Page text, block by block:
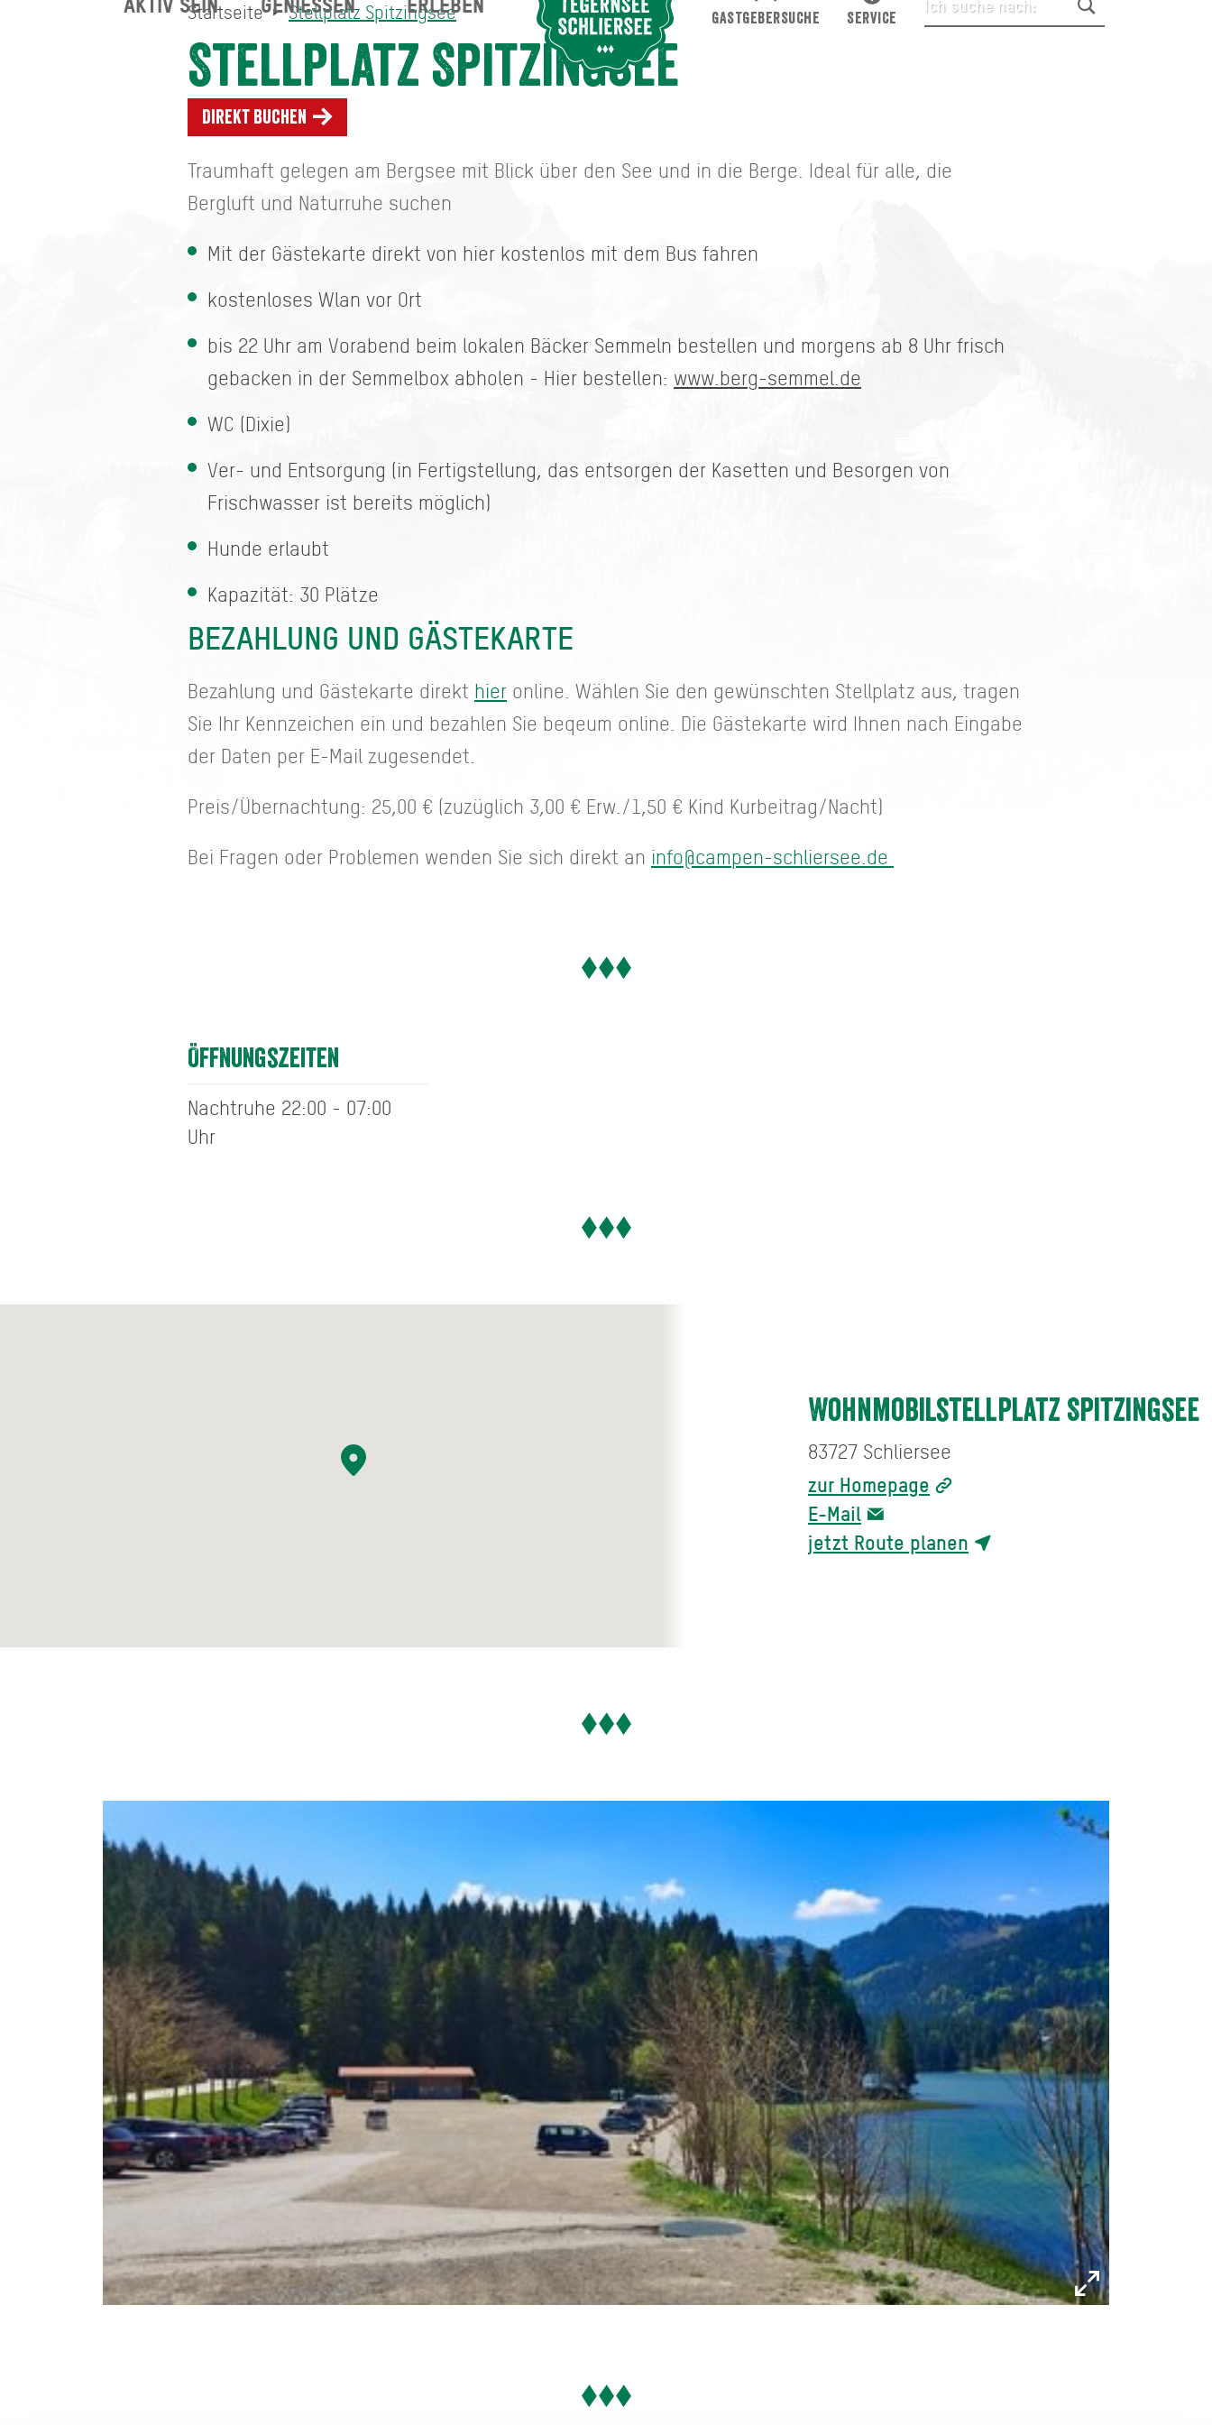
Startseite Stellplatz Spitzingsee
Stellplatz Spitzingsee
Direkt buchen
Traumhaft gelegen am Bergsee mit Blick über den See und in die Berge. Ideal für alle, die
Bergluft und Naturruhe suchen
Mit der Gästekarte direkt von hier kostenlos mit dem Bus fahren
kostenloses Wlan vor Ort
bis 22 Uhr am Vorabend beim lokalen Bäcker Semmeln bestellen und morgens ab 8 Uhr frisch
gebacken in der Semmelbox abholen - Hier bestellen: www.berg-semmel.de
WC (Dixie)
Ver- und Entsorgung (in Fertigstellung, das entsorgen der Kasetten und Besorgen von
Frischwasser ist bereits möglich)
Hunde erlaubt
Kapazität: 30 Plätze
BEZAHLUNG UND GÄSTEKARTE
Bezahlung und Gästekarte direkt hieronline. Wählen Sie den gewünschten Stellplatz aus, tragen
Sie Ihr Kennzeichen ein und bezahlen Sie beqeum online. Die Gästekarte wird Ihnen nach Eingabe
der Daten per E-Mail zugesendet.
Preis/Übernachtung: 25,00 € (zuzüglich 3,00 € Erw./1,50 € Kind Kurbeitrag/Nacht)
Bei Fragen oder Problemen wenden Sie sich direkt an info@campen-schliersee.de
Öffnungszeiten
Nachtruhe 22:00 - 07:00
Uhr
Wohnmobilstellplatz Spitzingsee
83727 Schliersee
zur Homepage
E-Mail
jetzt Route planen
Stellplatz Spitzingsee
AKTIV SEIN GENIESSEN ERLEBEN
GASTGEBERSUCHE SERVICE
Suche abschicken